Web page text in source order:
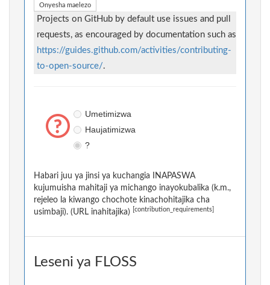
Onyesha maelezo
Projects on GitHub by default use issues and pull
requests, as encouraged by documentation such as
https://guides.github.com/activities/contributing-
to-open-source/.
Umetimizwa
Haujatimizwa
?
Habari juu ya jinsi ya kuchangia INAPASWA
kujumuisha mahitaji ya michango inayokubalika (k.m.,
rejeleo la kiwango chochote kinachohitajika cha
usimbaji). (URL inahitajika)
[contribution_requirements]
Leseni ya FLOSS